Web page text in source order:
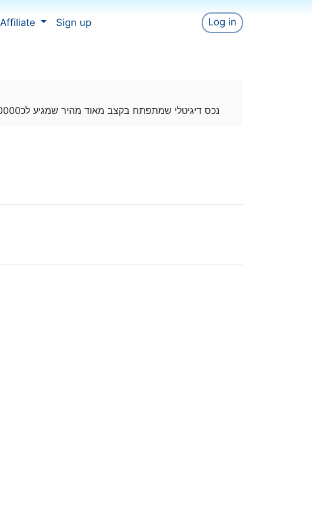
Affiliate Sign up Log in
נכס דיגיטלי שמתפתח בקצב מאוד מהיר שמגיע לכ150000 משתמשים שונים בחודש